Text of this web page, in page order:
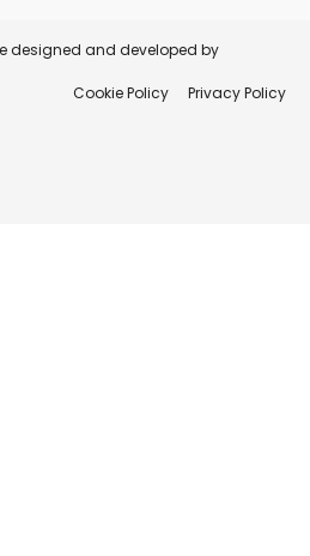
designed and developed by
Cookie Policy
Privacy Policy